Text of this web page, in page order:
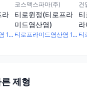
라
티로프라미드염산염 100mg
코스맥스파마(주)
티로윈정(티로프라
미드염산염)
티로프라미드염산염 100mg
건
제형